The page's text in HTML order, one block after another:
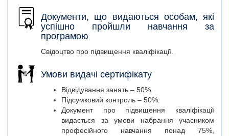
Документи, що видаються особам, які
успішно пройшли навчання за
програмою
Свідоцтво про підвищення кваліфікації.
Умови видачі сертифікату
Відвідування занять – 50%.
Підсумковий контроль – 50%.
Документ про підвищення кваліфікації
видається за умови набрання учасником
професійного навчання понад 75%,